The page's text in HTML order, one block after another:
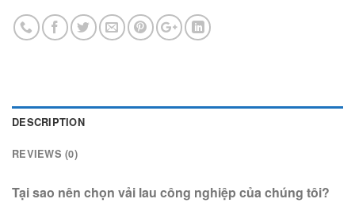
DESCRIPTION
REVIEWS (0)
Tại sao nên chọn vải lau công nghiệp của chúng tôi?